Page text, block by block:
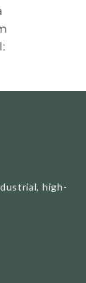
high-